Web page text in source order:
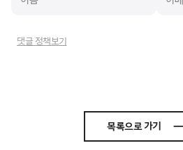
댓글 정책보기
목록으로 가기